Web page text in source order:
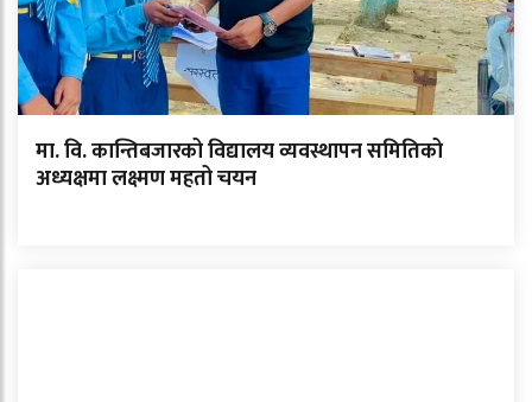
मा. वि. कान्तिबजारको विद्यालय व्यवस्थापन समितिको
अध्यक्षमा लक्ष्मण महतो चयन